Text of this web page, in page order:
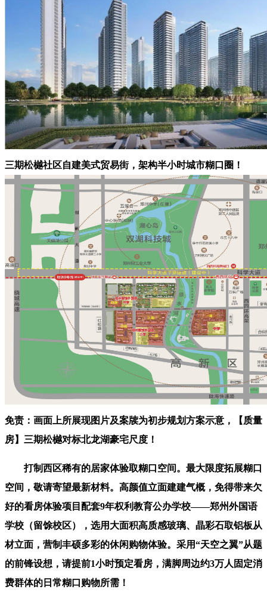
三期松樾社区自建美式贸易街，架构半小时城市糊口圈！
免责：画面上所展现图片及案牍为初步规划方案示意，【质量
房】三期松樾对标北龙湖豪宅尺度！
打制西区稀有的居家体验取糊口空间。最大限度拓展糊口
空间，敬请寄望最新材料。高颜值立面建建气概，免得带来欠
好的看房体验项目配套9年权利教育公办学校——郑州外国语
学校（留馀校区），选用大面积高质感玻璃、晶彩石取铝板从
材立面，营制丰硕多彩的休闲购物体验。采用“天空之翼”从题
的前锋设想，请提前1小时预定看房，满脚周边约3万人固定消
费群体的日常糊口购物所需！